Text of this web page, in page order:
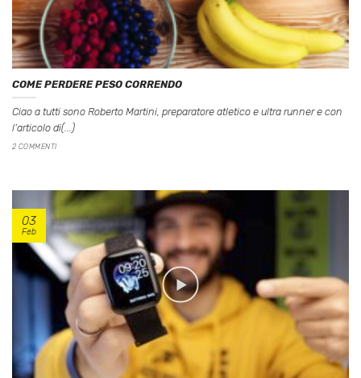
COME PERDERE PESO CORRENDO
Ciao a tutti sono Roberto Martini, preparatore atletico e ultra runner e con
l’articolo di(...)
2 COMMENTI
03
Feb